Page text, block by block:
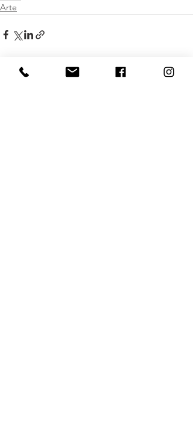
Arte
Post recenti Mostra tutti